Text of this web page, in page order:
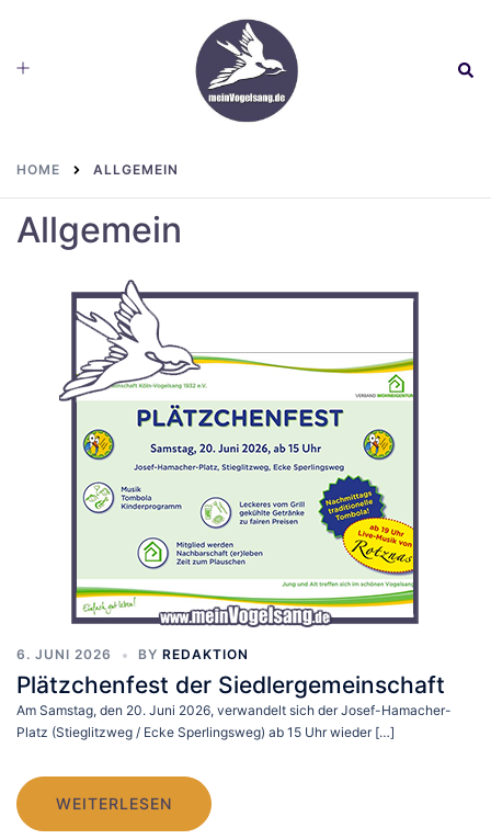
content
Toggle
HOME ALLGEMEIN
Allgemein
6. JUNI 2026 BY REDAKTION
Plätzchenfest der Siedlergemeinschaft
Am Samstag, den 20. Juni 2026, verwandelt sich der Josef-Hamacher-
Platz (Stieglitzweg / Ecke Sperlingsweg) ab 15 Uhr wieder […]
WEITERLESEN